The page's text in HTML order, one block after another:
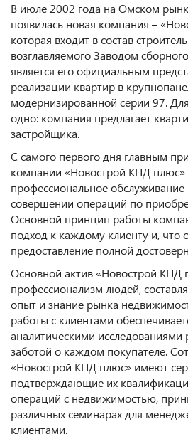
В июле 2002 года на Омском
появилась новая компания –
которая входит в состав
возглавляемого Заводом
является его официальным
реализации квартир в
модернизированной серии 97.
одно: компания предлагает
застройщика.
С самого первого дня главным
компании «Новострой КПД плюс»
профессиональное обслуживание
совершении операций по
Основной принцип работы
подход к каждому клиенту и, что
предоставление полной
Основной актив «Новострой КПД
профессионализм людей,
опыт и знание рынка
работы с клиентами
аналитическими
заботой о каждом покупателе.
«Новострой КПД плюс» имеют
подтверждающие их
операций с недвижимостью,
различных семинарах для
клиентами.